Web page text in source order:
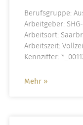
Berufsgruppe:
Arbeitgeber:
Arbeitsort:
Arbeitszeit:
Kennziffer:
Mehr »